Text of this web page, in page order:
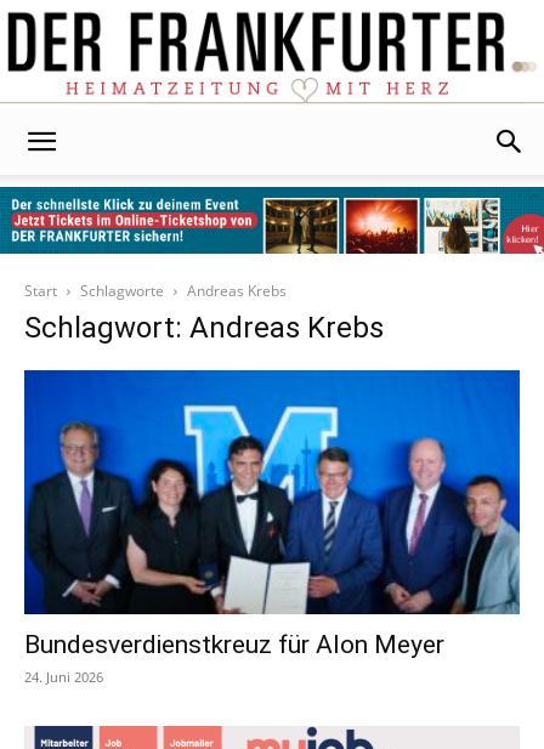
Start
Schlagworte Andreas Krebs
Schlagwort: Andreas Krebs
Bundesverdienstkreuz für Alon Meyer
24. Juni 2026